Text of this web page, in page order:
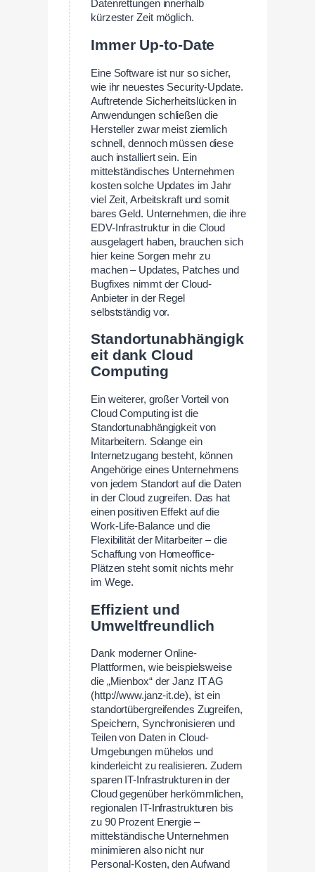
Datenrettungen innerhalb
kürzester Zeit möglich.
Immer Up-to-Date
Eine Software ist nur so sicher,
wie ihr neuestes Security-Update.
Auftretende Sicherheitslücken in
Anwendungen schließen die
Hersteller zwar meist ziemlich
schnell, dennoch müssen diese
auch installiert sein. Ein
mittelständisches Unternehmen
kosten solche Updates im Jahr
viel Zeit, Arbeitskraft und somit
bares Geld. Unternehmen, die ihre
EDV-Infrastruktur in die Cloud
ausgelagert haben, brauchen sich
hier keine Sorgen mehr zu
machen – Updates, Patches und
Bugfixes nimmt der Cloud-
Anbieter in der Regel
selbstständig vor.
Standortunabhängigk
eit dank Cloud
Computing
Ein weiterer, großer Vorteil von
Cloud Computing ist die
Standortunabhängigkeit von
Mitarbeitern. Solange ein
Internetzugang besteht, können
Angehörige eines Unternehmens
von jedem Standort auf die Daten
in der Cloud zugreifen. Das hat
einen positiven Effekt auf die
Work-Life-Balance und die
Flexibilität der Mitarbeiter – die
Schaffung von Homeoffice-
Plätzen steht somit nichts mehr
im Wege.
Effizient und
Umweltfreundlich
Dank moderner Online-
Plattformen, wie beispielsweise
die „Mienbox“ der Janz IT AG
(http://www.janz-it.de), ist ein
standortübergreifendes Zugreifen,
Speichern, Synchronisieren und
Teilen von Daten in Cloud-
Umgebungen mühelos und
kinderleicht zu realisieren. Zudem
sparen IT-Infrastrukturen in der
Cloud gegenüber herkömmlichen,
regionalen IT-Infrastrukturen bis
zu 90 Prozent Energie –
mittelständische Unternehmen
minimieren also nicht nur
Personal-Kosten, den Aufwand